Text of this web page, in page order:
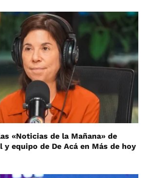
«Noticias de la Mañana» de
y equipo de De Acá en Más de hoy